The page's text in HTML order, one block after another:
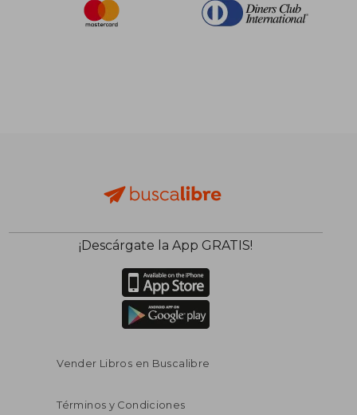
¡Descárgate la App GRATIS!
Vender Libros en Buscalibre
Términos y Condiciones